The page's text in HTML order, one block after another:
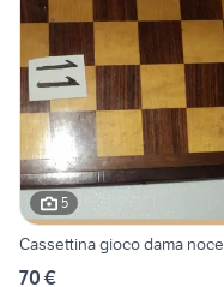
5
Cassettina gioco dama noce
70 €